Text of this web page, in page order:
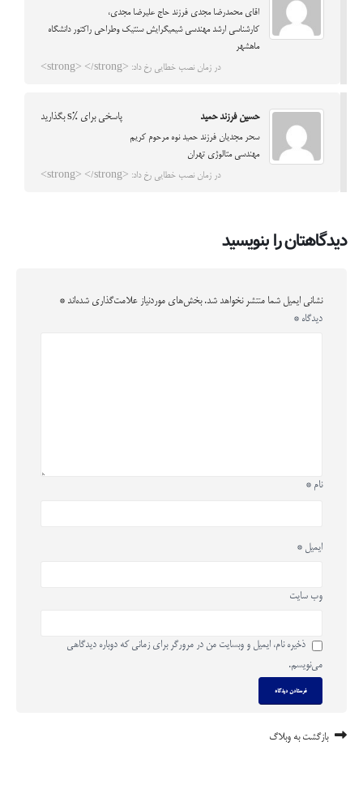
اقاي محمدرضا مجدي فرزند حاج عليرضا مجدي،
كارشناسي ارشد مهندسي شيميگرايش سنتيك وطراحي راكتور دانشگاه
ماهشهر
در زمان نصب خطایی رخ داد: <strong> </strong>
حسین فرزند حمید پاسخی برای %s بگذارید
سحر مجدیان فرزند حمید نوه مرحوم کریم
مهندسی متالوژی تهران
در زمان نصب خطایی رخ داد: <strong> </strong>
دیدگاهتان را بنویسید
نشانی ایمیل شما منتشر نخواهد شد. بخش‌های موردنیاز علامت‌گذاری شده‌اند *
دیدگاه *
نام *
ایمیل *
وب‌ سایت
ذخیره نام، ایمیل و وبسایت من در مرورگر برای زمانی که دوباره دیدگاهی
می‌نویسم.
بازگشت به وبلاگ